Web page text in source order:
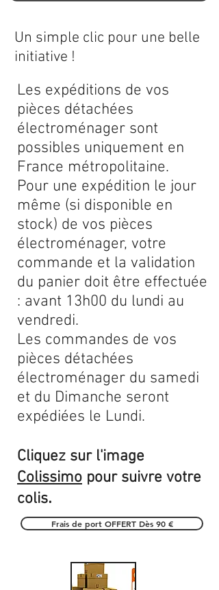
Les expéditions de vos
pièces détachées
électroménager sont
possibles uniquement en
France métropolitaine.
Pour une expédition le jour
même (si disponible en
stock) de vos pièces
électroménager, votre
commande et la validation
du panier doit être effectuée
: avant 13h00 du lundi au
vendredi.
Les commandes de vos
pièces détachées
électroménager du samedi
et du Dimanche seront
expédiées le Lundi.
Cliquez sur l'image
Colissimo pour suivre votre
colis.
Un simple clic pour une belle
initiative !
Frais de port OFFERT Dès 90 €